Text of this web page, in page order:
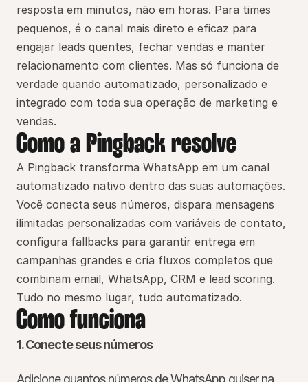
resposta em minutos, não em horas. Para times
pequenos, é o canal mais direto e eficaz para
engajar leads quentes, fechar vendas e manter
relacionamento com clientes. Mas só funciona de
verdade quando automatizado, personalizado e
integrado com toda sua operação de marketing e
vendas.
Como a Pingback resolve
A Pingback transforma WhatsApp em um canal
automatizado nativo dentro das suas automações.
Você conecta seus números, dispara mensagens
ilimitadas personalizadas com variáveis de contato,
configura fallbacks para garantir entrega em
campanhas grandes e cria fluxos completos que
combinam email, WhatsApp, CRM e lead scoring.
Tudo no mesmo lugar, tudo automatizado.
Como funciona
1. Conecte seus números
Adicione quantos números de WhatsApp quiser na